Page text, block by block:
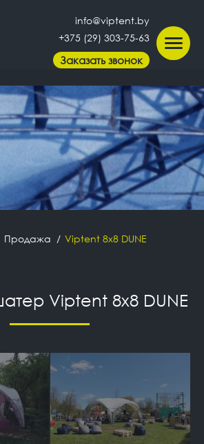
info@viptent.by
+375 (29) 303-75-63
Заказать звонок
Продажа Viptent 8х8 DUNE
Viptent 8х8 DUNE